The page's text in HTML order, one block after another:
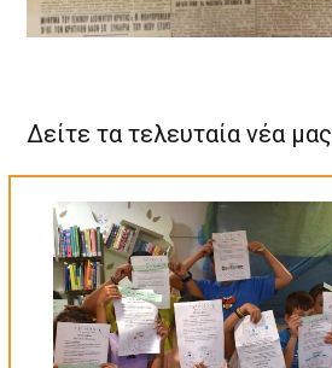
Δείτε τα τελευταία νέα μας